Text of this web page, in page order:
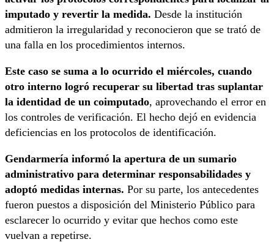
imputado y revertir la medida. Desde la institución
admitieron la irregularidad y reconocieron que se trató de
una falla en los procedimientos internos.
Este caso se suma a lo ocurrido el miércoles, cuando
otro interno logró recuperar su libertad tras suplantar
la identidad de un coimputado, aprovechando el error en
los controles de verificación. El hecho dejó en evidencia
deficiencias en los protocolos de identificación.
Gendarmería informó la apertura de un sumario
administrativo para determinar responsabilidades y
adoptó medidas internas. Por su parte, los antecedentes
fueron puestos a disposición del Ministerio Público para
esclarecer lo ocurrido y evitar que hechos como este
vuelvan a repetirse.